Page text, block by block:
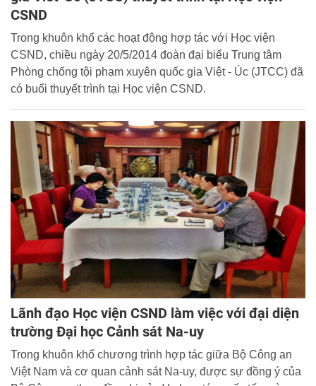
CSND
Trong khuôn khổ các hoạt động hợp tác với Học viện
CSND, chiều ngày 20/5/2014 đoàn đại biểu Trung tâm
Phòng chống tội phạm xuyên quốc gia Việt - Úc (JTCC) đã
có buổi thuyết trình tại Học viện CSND.
Lãnh đạo Học viện CSND làm việc với đại diện
trường Đại học Cảnh sát Na-uy
Trong khuôn khổ chương trình hợp tác giữa Bộ Công an
Việt Nam và cơ quan cảnh sát Na-uy, được sự đồng ý của